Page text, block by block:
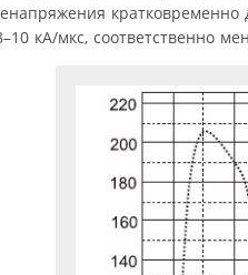
кратковременно
кА/мкс, соответственно